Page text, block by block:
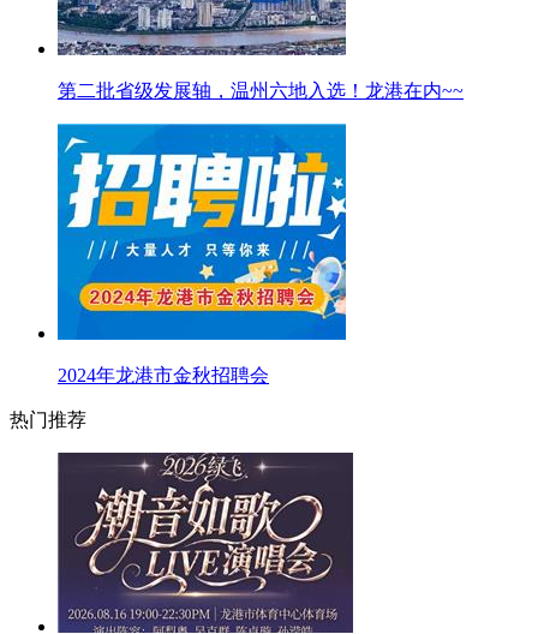
第二批省级发展轴，温州六地入选！龙港在内~~
2024年龙港市金秋招聘会
热门推荐